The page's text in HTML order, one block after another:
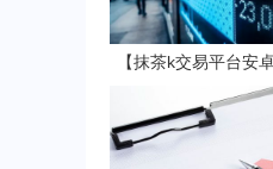
【抹茶k交易平台安
抹茶k钱包官网2023
5